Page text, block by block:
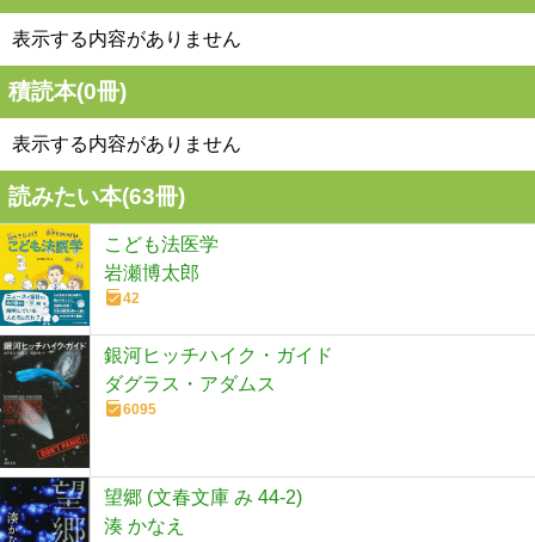
表示する内容がありません
積読本(0冊)
表示する内容がありません
読みたい本(63冊)
こども法医学
岩瀬博太郎
42
銀河ヒッチハイク・ガイド
ダグラス・アダムス
6095
望郷 (文春文庫 み 44-2)
湊 かなえ